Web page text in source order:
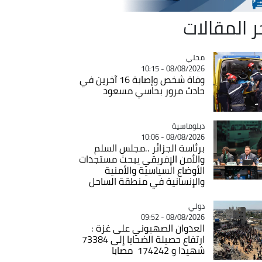
المقالات
Catégorie
محلي
08/08/2026 - 10:15
وفاة شخص وإصابة 16 آخرين في
حادث مرور بحاسي مسعود
Catégorie
دبلوماسية
08/08/2026 - 10:06
برئاسة الجزائر ..مجلس السلم
والأمن الإفريقي يبحث مستجدات
الأوضاع السياسية والأمنية
والإنسانية في منطقة الساحل
Catégorie
دولي
08/08/2026 - 09:52
العدوان الصهيوني على غزة :
ارتفاع حصيلة الضحايا إلى 73384
شهيدا و 174242 مصابا